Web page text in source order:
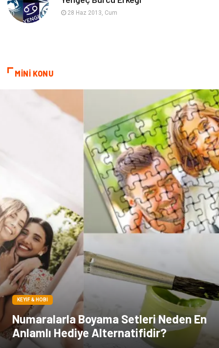
Astroloji Keyfinizi Kaçırmayın
Çadır
Pet Malzemeleri
28 Haz 2013, Cum
MİNİ KONU
KEYIF & HOBI
Numaralarla Boyama Setleri Neden En
Anlamlı Hediye Alternatifidir?